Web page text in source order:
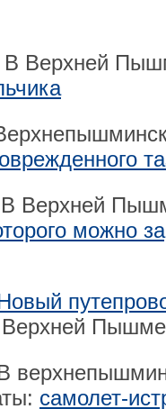
В Верхней
В Верхней
можно
Верхней Пышме
самолет-